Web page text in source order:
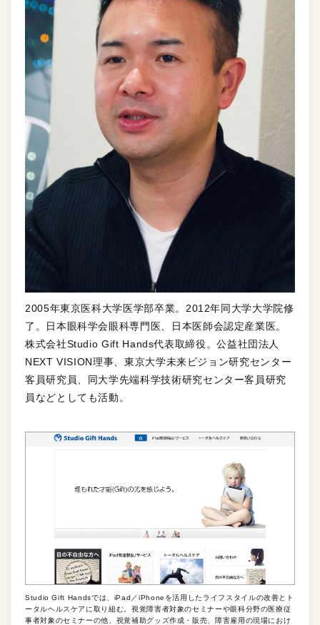
2005年東京医科大学医学部卒業。2012年同大学大学院修
了。日本眼科学会眼科専門医、日本医師会認定産業医。
株式会社Studio Gift Hands代表取締役。公益社団法人
NEXT VISION理事、東京大学未来ビジョン研究センター
客員研究員、同大学先端科学技術研究センター客員研究
員などとしても活動。
Studio Gift Handsでは、iPad／iPhoneを活用したライフスタイルの改善とト
ータルヘルスケアに取り組む。視覚障害者対象のセミナーや眼科分野の医療従
事者対象のセミナーの他、視覚補助グッズ作成・販売、障害雇用の現場におけ